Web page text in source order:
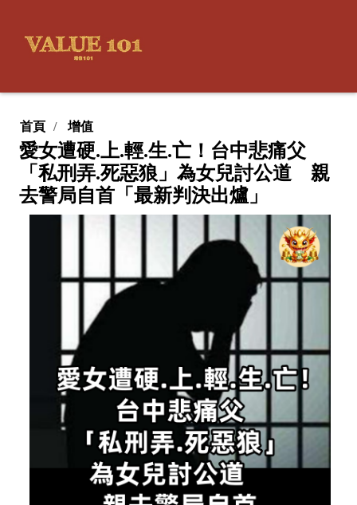
首頁 增值
愛女遭硬.上.輕.生.亡！台中悲痛父
「私刑弄.死惡狼」為女兒討公道 親
去警局自首「最新判決出爐」